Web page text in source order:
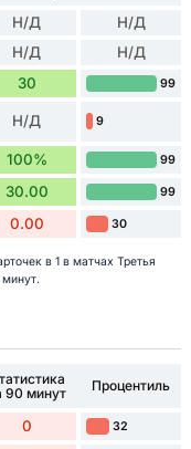
Н/Д Н/Д
Н/Д Н/Д
30 99
Н/Д 9
100% 99
30.00 99
0.00 30
в 1 в матчах Третья
90 минут
Процентиль
0 32